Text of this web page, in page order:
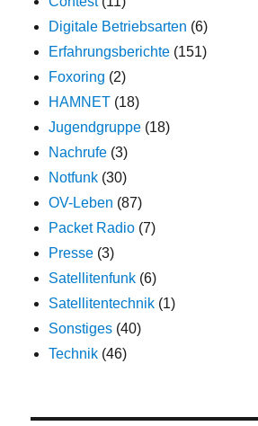
Digitale Betriebsarten (6)
Erfahrungsberichte (151)
Foxoring (2)
HAMNET (18)
Jugendgruppe (18)
Nachrufe (3)
Notfunk (30)
OV-Leben (87)
Packet Radio (7)
Presse (3)
Satellitenfunk (6)
Satellitentechnik (1)
Sonstiges (40)
Technik (46)